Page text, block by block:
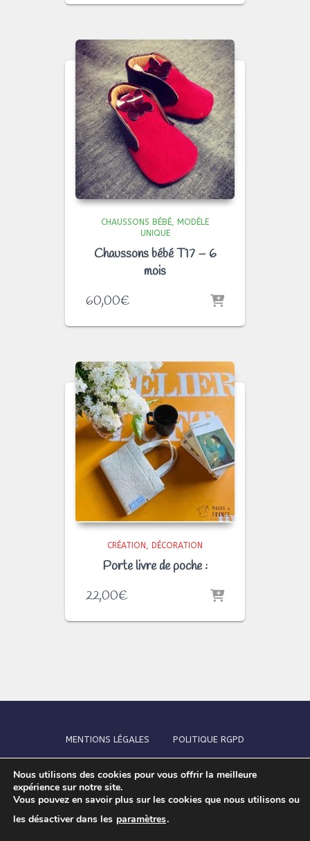
CHAUSSONS BÉBÉ
MODÈLE
UNIQUE
Chaussons bébé T17 – 6
mois
60,00€
CRÉATION DÉCORATION
Porte livre de poche :
22,00€
MENTIONS LÉGALES POLITIQUE RGPD
CGV MAUDE-IN-FRANCE EFFECTUER UN RETOUR
Nous utilisons des cookies pour vous offrir la meilleure
expérience sur notre site.
Vous pouvez en savoir plus sur les cookies que nous utilisons ou
les désactiver dans les paramètres.